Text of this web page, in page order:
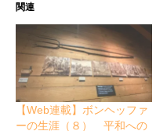
関連
【Web連載】ボンヘッファ
ーの生涯（８） 平和への